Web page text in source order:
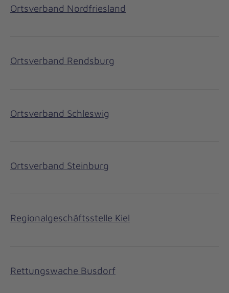
Ortsverband Nordfriesland
Ortsverband Rendsburg
Ortsverband Schleswig
Ortsverband Steinburg
Regionalgeschäftsstelle Kiel
Rettungswache Busdorf